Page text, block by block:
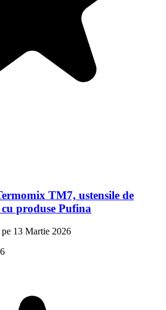
TM7, ustensile de
produse Pufina
13 Martie 2026